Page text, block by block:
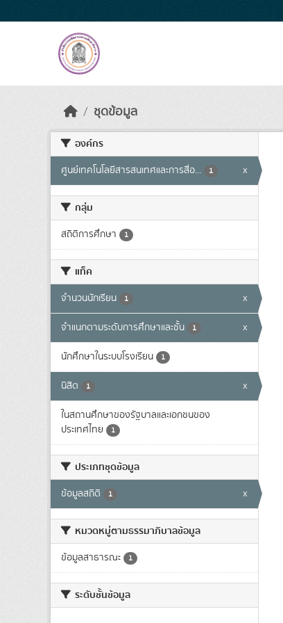
ชุดข้อมูล
องค์กร
ศูนย์เทคโนโลยีสารสนเทศและการสื่อ... 1 x
กลุ่ม
สถิติการศึกษา 1
แท็ค
จำนวนนักเรียน 1 x
จำแนกตามระดับการศึกษาและชั้น 1 x
นักศึกษาในระบบโรงเรียน 1
นิสิต 1 x
ในสถานศึกษาของรัฐบาลและเอกชนของ
ประเทศไทย
1
ประเภทชุดข้อมูล
ข้อมูลสถิติ 1 x
หมวดหมู่ตามธรรมาภิบาลข้อมูล
ข้อมูลสาธารณะ 1
ระดับชั้นข้อมูล